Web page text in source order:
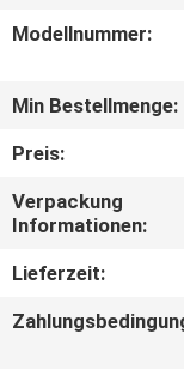
TRETEN
SIE
MIT
UNS
IN
Modellnummer:
Min Bestellmenge:
Preis:
Verpackung
Informationen:
Lieferzeit: